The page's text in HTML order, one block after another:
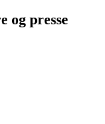
og presse